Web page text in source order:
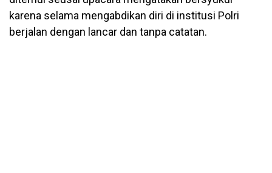
karena selama mengabdikan diri di institusi Polri
berjalan dengan lancar dan tanpa catatan.